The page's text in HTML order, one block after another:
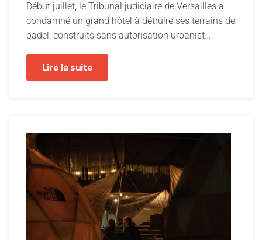
Début juillet, le Tribunal judiciaire de Versailles a
condamné un grand hôtel à détruire ses terrains de
padel, construits sans autorisation urbanist…
Lire la suite